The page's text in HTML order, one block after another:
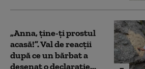
„Anna, ţine-ţi prostul
acasă!”. Val de reacții
după ce un bărbat a
desenat o declarație...